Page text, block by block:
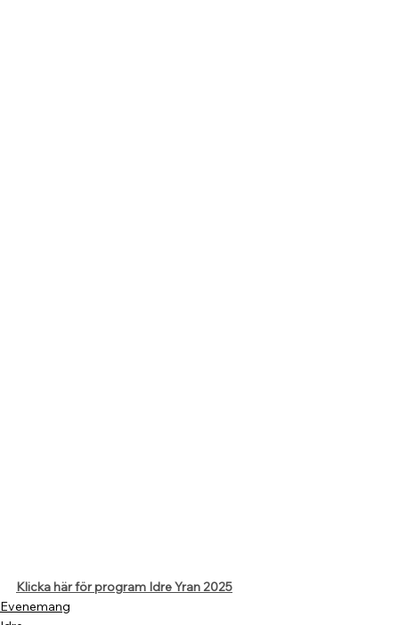
Klicka här för program Idre Yran 2025
Evenemang